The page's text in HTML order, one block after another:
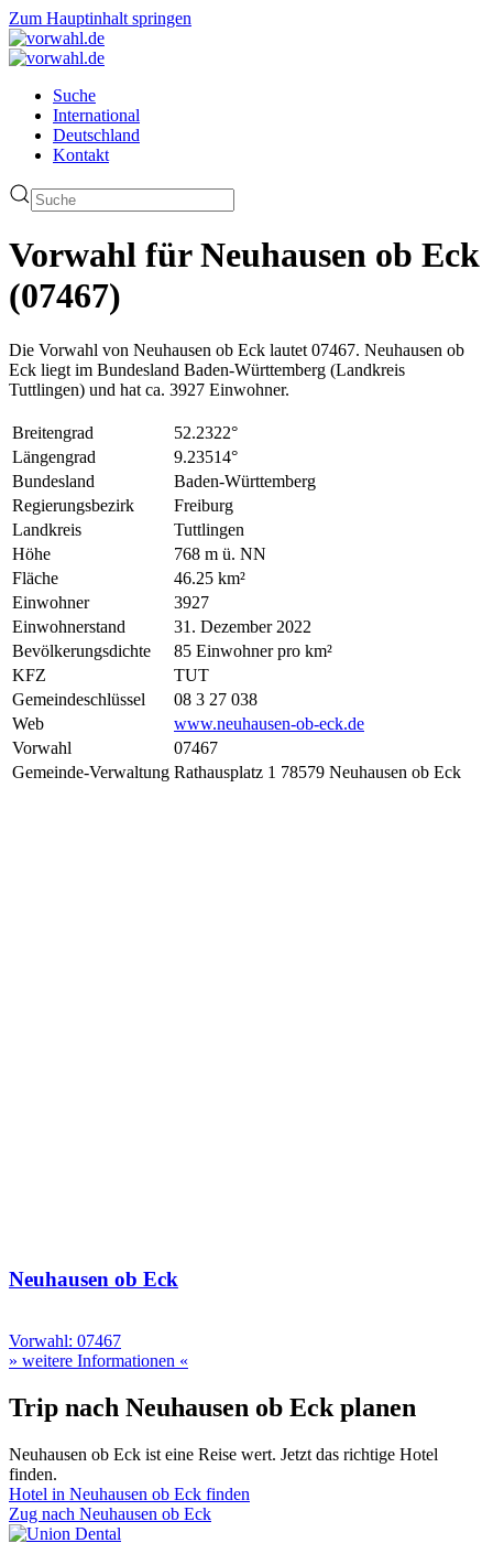
Zum Hauptinhalt springen
Suche
International
Deutschland
Kontakt
Vorwahl für Neuhausen ob Eck
(07467)
Die Vorwahl von Neuhausen ob Eck lautet 07467. Neuhausen ob
Eck liegt im Bundesland Baden-Württemberg (Landkreis
Tuttlingen) und hat ca. 3927 Einwohner.
Breitengrad
52.2322°
Längengrad
9.23514°
Bundesland
Baden-Württemberg
Regierungsbezirk
Freiburg
Landkreis
Tuttlingen
Höhe
768 m ü. NN
Fläche
46.25 km²
Einwohner
3927
Einwohnerstand
31. Dezember 2022
Bevölkerungsdichte
85 Einwohner pro km²
KFZ
TUT
Gemeindeschlüssel
08 3 27 038
Web
www.neuhausen-ob-eck.de
Vorwahl
07467
Gemeinde-Verwaltung Rathausplatz 1 78579 Neuhausen ob Eck
Neuhausen ob Eck
Vorwahl: 07467
» weitere Informationen «
Trip nach Neuhausen ob Eck planen
Neuhausen ob Eck ist eine Reise wert. Jetzt das richtige Hotel
finden.
Hotel in Neuhausen ob Eck finden
Zug nach Neuhausen ob Eck